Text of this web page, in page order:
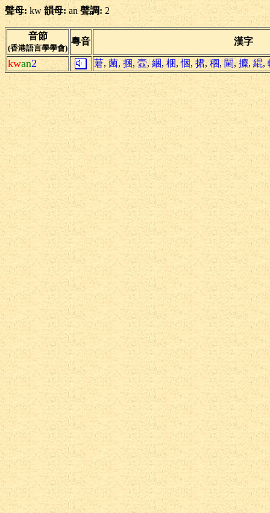
聲母: kw 韻母:an 聲調: 2
音節
(香港語言學學會)
粵音 漢字
kwan2 莙, 菌, 捆,壼,綑,梱,悃, 捃, 稛, 閫, 攗,緄,